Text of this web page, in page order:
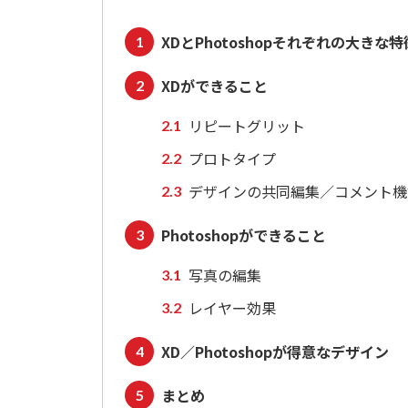
XDとPhotoshopそれぞれの大きな特
XDができること
リピートグリット
プロトタイプ
デザインの共同編集／コメント
Photoshopができること
写真の編集
レイヤー効果
XD／Photoshopが得意なデザイン
まとめ